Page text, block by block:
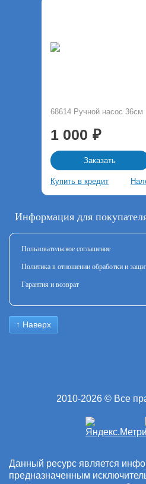
Информация для
Пользовательское соглашение
Политика в отношении обработки и
Гарантия и возврат
↑ Наверх
68614 Ручной насос 36см
1 000
Заказать
Купить в кредит
2010-2026 © Все
Данный ресурс является
предназначенным